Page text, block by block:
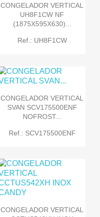
CONGELADOR VERTICAL
UH8F1CW NF
(1875X595X630)...
Ref.: UH8F1CW
CONGELADOR VERTICAL
SVAN SCV175500ENF
NOFROST...
Ref.: SCV175500ENF
CONGELADOR VERTICAL